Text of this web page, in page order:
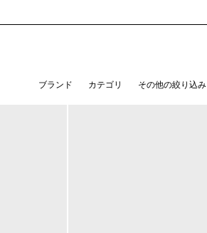
ブランド カテゴリ その他の絞り込み